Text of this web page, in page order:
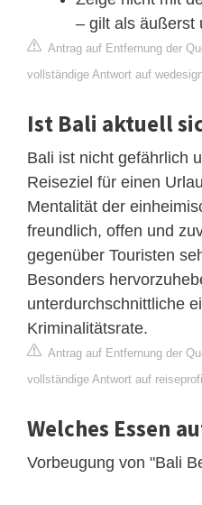
– gilt als äußerst
Antrag auf Entfernung der
vollständige Antwort auf
Ist Bali aktuell
Bali ist nicht gefährlich
Reiseziel für einen
Mentalität der
freundlich, offen und
gegenüber Touristen
Besonders
unterdurchschnittliche
Kriminalitätsrate.
Antrag auf Entfernung der
vollständige Antwort auf
Welches Essen
Vorbeugung von "Bali